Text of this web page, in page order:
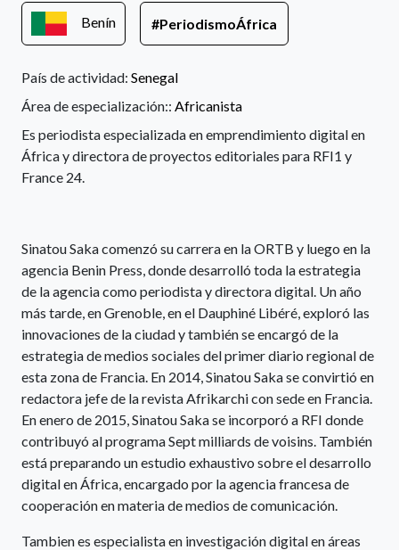
Benín #PeriodismoÁfrica
País de actividad: Senegal
Área de especialización:: Africanista
Es periodista especializada en emprendimiento digital en
África y directora de proyectos editoriales para RFI1 y
France 24.
Sinatou Saka comenzó su carrera en la ORTB y luego en la
agencia Benin Press, donde desarrolló toda la estrategia
de la agencia como periodista y directora digital. Un año
más tarde, en Grenoble, en el Dauphiné Libéré, exploró las
innovaciones de la ciudad y también se encargó de la
estrategia de medios sociales del primer diario regional de
esta zona de Francia. En 2014, Sinatou Saka se convirtió en
redactora jefe de la revista Afrikarchi con sede en Francia.
En enero de 2015, Sinatou Saka se incorporó a RFI donde
contribuyó al programa Sept milliards de voisins. También
está preparando un estudio exhaustivo sobre el desarrollo
digital en África, encargado por la agencia francesa de
cooperación en materia de medios de comunicación.
Tambien es especialista en investigación digital en áreas